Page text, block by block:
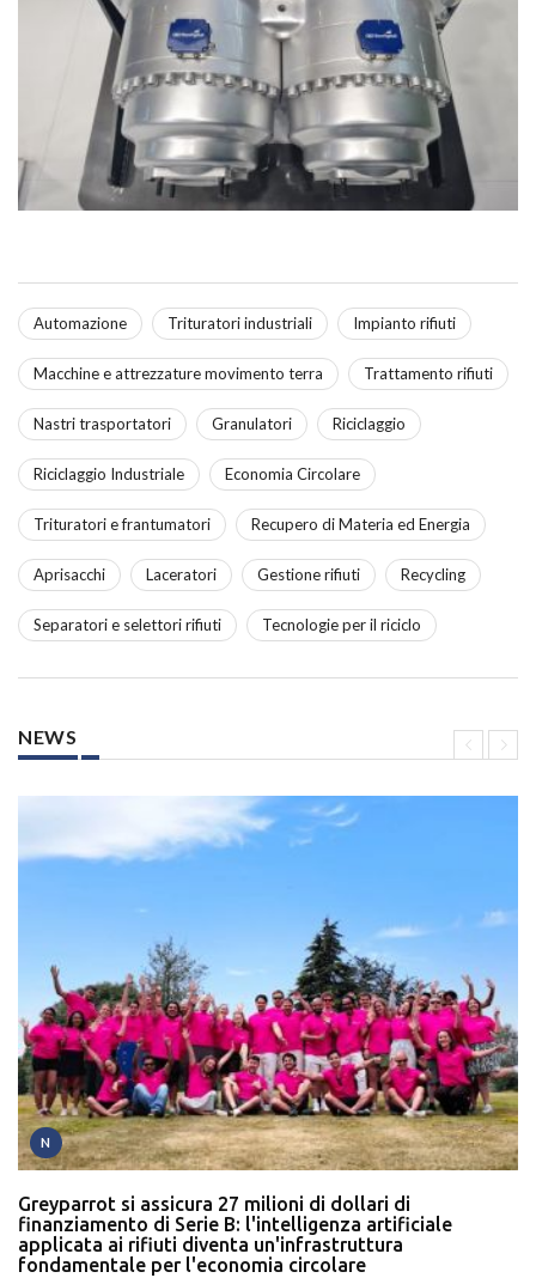
Automazione Trituratori industriali Impianto rifiuti
Macchine e attrezzature movimento terra Trattamento rifiuti
Nastri trasportatori Granulatori Riciclaggio
Riciclaggio Industriale Economia Circolare
Trituratori e frantumatori Recupero di Materia ed Energia
Aprisacchi Laceratori Gestione rifiuti Recycling
Separatori e selettori rifiuti Tecnologie per il riciclo
NEWS
N
Greyparrot si assicura 27 milioni di dollari di
finanziamento di Serie B: l'intelligenza artificiale
applicata ai rifiuti diventa un'infrastruttura
fondamentale per l'economia circolare